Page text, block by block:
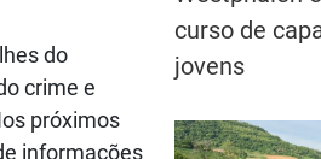
do
crime e
próximos
informações
curso de
jovens